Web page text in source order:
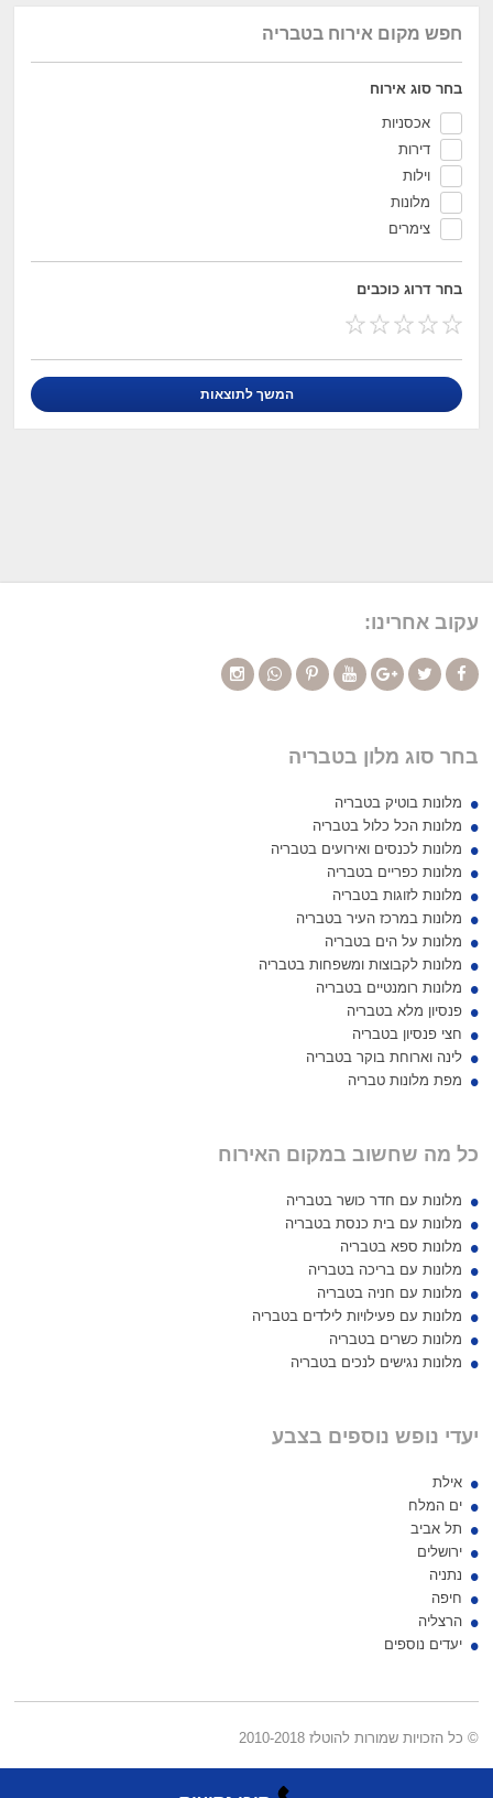
חפש מקום אירוח בטבריה
בחר סוג אירוח
אכסניות
דירות
וילות
מלונות
צימרים
בחר דרוג כוכבים
עקוב אחרינו:
בחר סוג מלון בטבריה
מלונות בוטיק בטבריה
מלונות הכל כלול בטבריה
מלונות לכנסים ואירועים בטבריה
מלונות כפריים בטבריה
מלונות לזוגות בטבריה
מלונות במרכז העיר בטבריה
מלונות על הים בטבריה
מלונות לקבוצות ומשפחות בטבריה
מלונות רומנטיים בטבריה
פנסיון מלא בטבריה
חצי פנסיון בטבריה
לינה וארוחת בוקר בטבריה
מפת מלונות טבריה
כל מה שחשוב במקום האירוח
מלונות עם חדר כושר בטבריה
מלונות עם בית כנסת בטבריה
מלונות ספא בטבריה
מלונות עם בריכה בטבריה
מלונות עם חניה בטבריה
מלונות עם פעילויות לילדים בטבריה
מלונות כשרים בטבריה
מלונות נגישים לנכים בטבריה
יעדי נופש נוספים בצבע
אילת
ים המלח
תל אביב
ירושלים
נתניה
חיפה
הרצליה
יעדים נוספים
© כל הזכויות שמורות להוטלז 2010-2018